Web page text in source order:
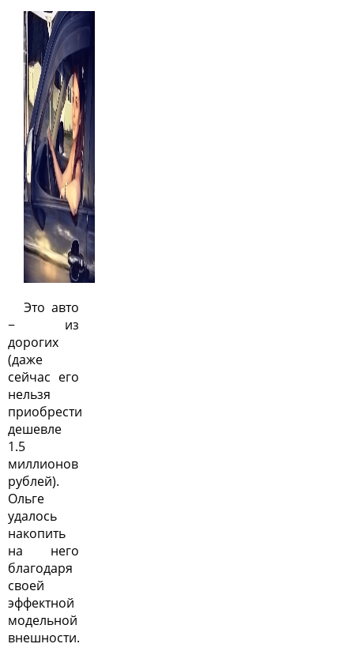
Это авто
− из
дорогих
(даже
сейчас его
нельзя
приобрести
дешевле
1.5
миллионов
рублей).
Ольге
удалось
накопить
на него
благодаря
своей
эффектной
модельной
внешности.